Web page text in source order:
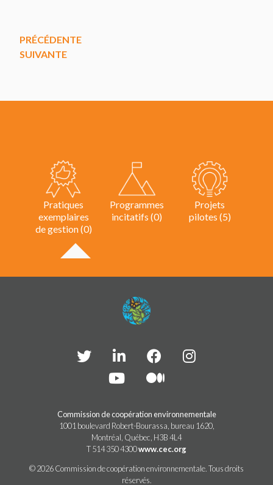
PRÉCÉDENTE
SUIVANTE
Pratiques
exemplaires
de gestion (0)
Programmes
incitatifs (0)
Projets
pilotes (5)
Commission de coopération environnementale
1001 boulevard Robert-Bourassa, bureau 1620,
Montréal, Québec, H3B 4L4
T 514 350 4300www.cec.org
© 2026 Commission de coopération environnementale. Tous droits
réservés.